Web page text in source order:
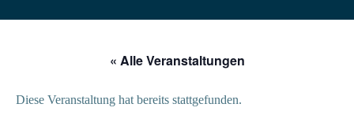
« Alle Veranstaltungen
Diese Veranstaltung hat bereits stattgefunden.